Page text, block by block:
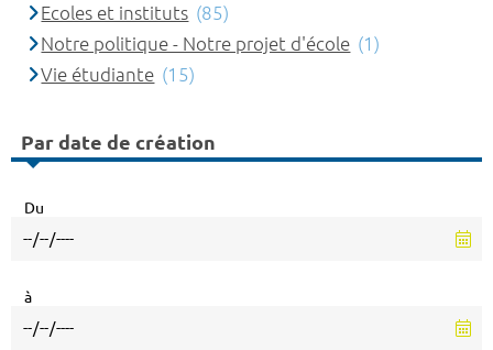
Ecoles et instituts (85)
Notre politique - Notre projet d'école (1)
Vie étudiante (15)
Par date de création
Du
à